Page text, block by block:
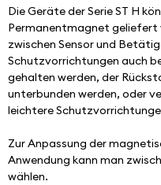
Die Geräte der Serie ST H
Permanentmagnet geliefert
zwischen Sensor und
Schutzvorrichtungen auch
gehalten werden, der
unterbunden werden, oder
leichtere
Zur Anpassung der
Anwendung kann man
wählen.